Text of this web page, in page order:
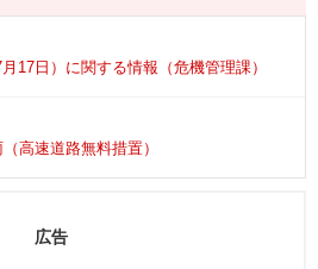
17日）に関する情報（危機管理課）
高速道路無料措置）
広告